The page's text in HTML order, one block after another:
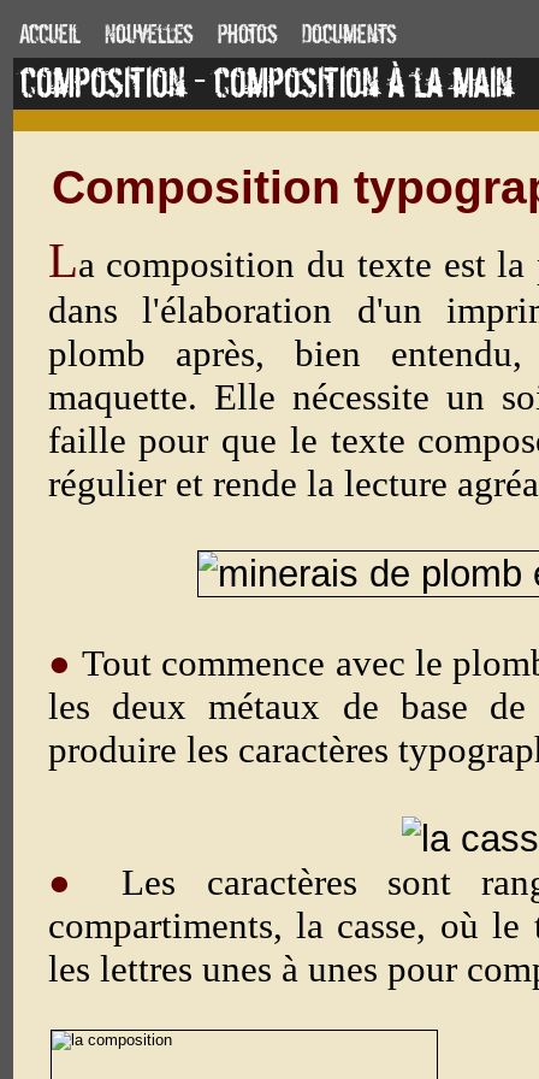
Accueil Nouvelles Photos Documents
composition -composition à la main
Composition
La composition du texte est la
dans l'élaboration d'un
plomb après, bien
maquette. Elle nécessite un
faille pour que le texte
régulier et rende la lecture
● Tout commence avec le
les deux métaux de base
produire les caractères
●
Les caractères sont
compartiments, la casse, où
les lettres unes à unes pour